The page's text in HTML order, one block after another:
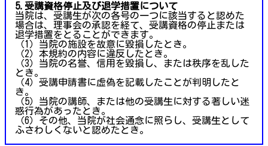
5.受講資格停止及び退学措置について
当院は、受講生が次の各号の一つに該当すると認めた
場合は、理事会の承認を経て、受講資格の停止または
退学措置をとることができます。
（1）当院の施設を故意に毀損したとき。
（2）本規約の内容に違反したとき。
（3）当院の名誉、信用を毀損し、または秩序を乱した
とき。
（4）受講申請書に虚偽を記載したことが判明したと
き。
（5）当院の講師、または他の受講生に対する著しい迷
惑行為があったとき。
（6）その他、当院が社会通念に照らし、受講生として
ふさわしくないと認めたとき。